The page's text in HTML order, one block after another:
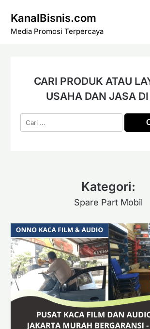
content
KanalBisnis.com
Media Promosi Terpercaya
CARI PRODUK ATAU
USAHA DAN JASA
Cari
untuk:
Kategori:
Spare Part Mobil